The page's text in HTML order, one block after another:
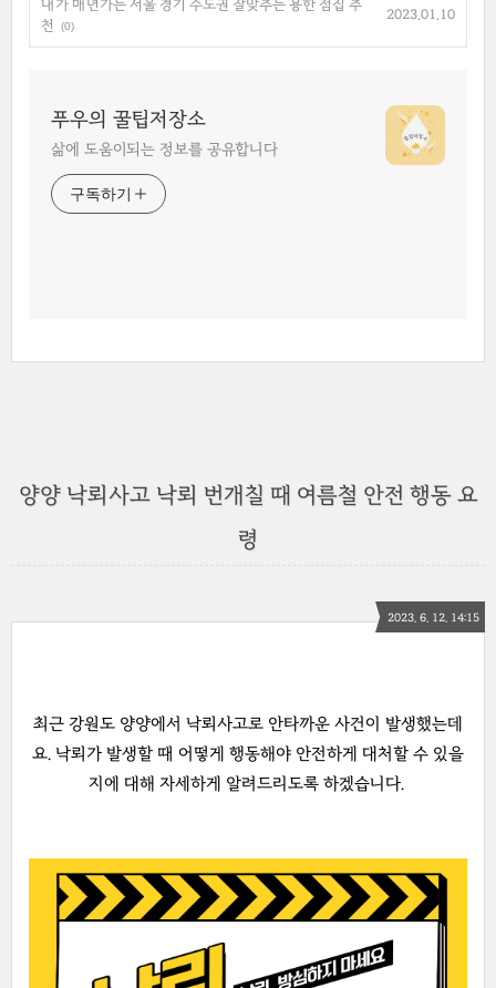
내가 매년가는 서울 경기 수도권 잘맞추는 용한 점집 추
천
(0)
2023.01.10
푸우의 꿀팁저장소
삶에 도움이되는 정보를 공유합니다
구독하기
양양 낙뢰사고 낙뢰 번개칠 때 여름철 안전 행동 요
령
2023. 6. 12. 14:15
최근 강원도 양양에서 낙뢰사고로 안타까운 사건이 발생했는데
요. 낙뢰가 발생할 때 어떻게 행동해야 안전하게 대처할 수 있을
지에 대해 자세하게 알려드리도록 하겠습니다.